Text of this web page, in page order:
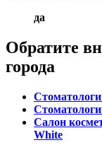
да
Обратите
города
Салон
White